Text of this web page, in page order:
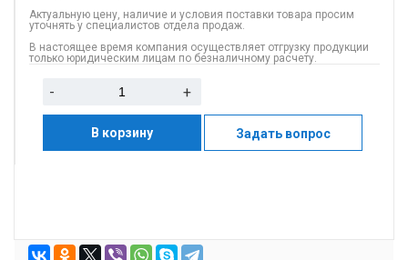
Актуальную цену, наличие и условия поставки товара просим
уточнять у специалистов отдела продаж.
В настоящее время компания осуществляет отгрузку продукции
только юридическим лицам по безналичному расчету.
- +
В корзину Задать вопрос